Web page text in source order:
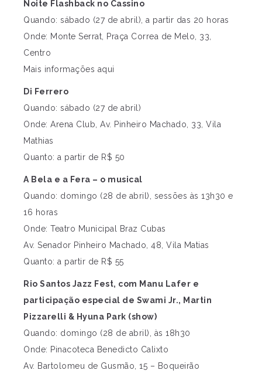
Noite Flashback no Cassino
Quando: sábado (27 de abril), a partir das 20 horas
Onde: Monte Serrat, Praça Correa de Melo, 33,
Centro
Mais informações aqui
Di Ferrero
Quando: sábado (27 de abril)
Onde: Arena Club, Av. Pinheiro Machado, 33, Vila
Mathias
Quanto: a partir de R$ 50
A Bela e a Fera – o musical
Quando: domingo (28 de abril), sessões às 13h30 e
16 horas
Onde: Teatro Municipal Braz Cubas
Av. Senador Pinheiro Machado, 48, Vila Matias
Quanto: a partir de R$ 55
Rio Santos Jazz Fest, com Manu Lafer e
participação especial de Swami Jr., Martin
Pizzarelli & Hyuna Park (show)
Quando: domingo (28 de abril), às 18h30
Onde: Pinacoteca Benedicto Calixto
Av. Bartolomeu de Gusmão, 15 – Boqueirão